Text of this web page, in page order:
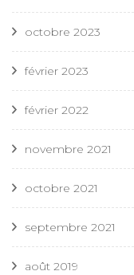
octobre 2023
février 2023
février 2022
novembre 2021
octobre 2021
septembre 2021
août 2019